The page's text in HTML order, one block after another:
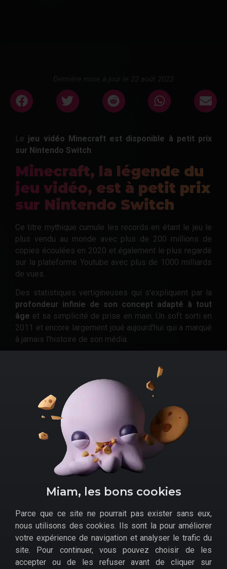
Le jeu vidéo Minecraft est disponible à petit prix
sur Nintendo Switch
Minecraft, la légende du
jeu vidéo, est à petit prix
sur Nintendo Switch
Ce titre mythique cumule les records en étant le jeu le
plus vendu au monde avec plus de 200 millions de
copies écoulées en 2020 et également le plus regardé
sur la plateforme Youtube avec plus de 1000 milliards
de vues.
Des statistiques vertigineuses qui s'expliquent par la
profondeur infinie de son concept adapté à tout
âge et sa simplicité de prise en main. Un soft sorti en
2011 et encore largement joué aujourd'hui qui a marqué
à jamais l'histoire de son média.
jouer jusqu'à 4 en écran scindé. Elle bénéficie
également de fonctions multijoueur en ligne.
Minecraft est pas cher sur Switch. C'est l'occasion
idéale pour les possesseurs de la console hybride de
Nintendo de se procurer une légende vidéoludique.
Amazon
Miam, les bons cookies
Parce que ce site ne pourrait pas exister sans eux,
nous utilisons des cookies. Ils sont la pour améliorer
votre expérience de navigation et analyser le trafic du
site. Pour continuer, vous pouvez choisir de les
accepter ou de les refuser avant de cliquer sur